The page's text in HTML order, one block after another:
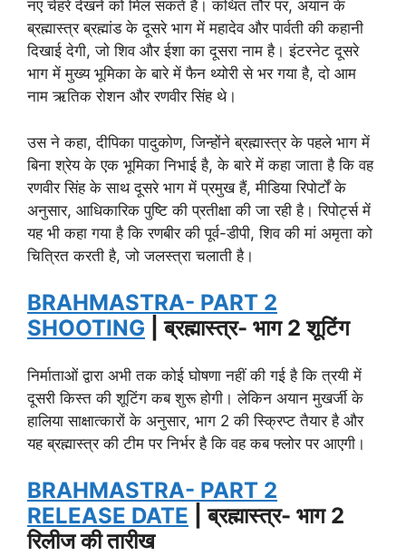
नए चेहरे देखने को मिल सकते हैं। कथित तौर पर, अयान के
ब्रह्मास्त्र ब्रह्मांड के दूसरे भाग में महादेव और पार्वती की कहानी
दिखाई देगी, जो शिव और ईशा का दूसरा नाम है। इंटरनेट दूसरे
भाग में मुख्य भूमिका के बारे में फैन थ्योरी से भर गया है, दो आम
नाम ऋतिक रोशन और रणवीर सिंह थे।
उस ने कहा, दीपिका पादुकोण, जिन्होंने ब्रह्मास्त्र के पहले भाग में
बिना श्रेय के एक भूमिका निभाई है, के बारे में कहा जाता है कि वह
रणवीर सिंह के साथ दूसरे भाग में प्रमुख हैं, मीडिया रिपोर्टों के
अनुसार, आधिकारिक पुष्टि की प्रतीक्षा की जा रही है। रिपोर्ट्स में
यह भी कहा गया है कि रणबीर की पूर्व-डीपी, शिव की मां अमृता को
चित्रित करती है, जो जलस्त्रा चलाती है।
BRAHMASTRA- PART 2
SHOOTING | ब्रह्मास्त्र- भाग 2 शूटिंग
निर्माताओं द्वारा अभी तक कोई घोषणा नहीं की गई है कि त्रयी में
दूसरी किस्त की शूटिंग कब शुरू होगी। लेकिन अयान मुखर्जी के
हालिया साक्षात्कारों के अनुसार, भाग 2 की स्क्रिप्ट तैयार है और
यह ब्रह्मास्त्र की टीम पर निर्भर है कि वह कब फ्लोर पर आएगी।
BRAHMASTRA- PART 2
RELEASE DATE | ब्रह्मास्त्र- भाग 2
रिलीज की तारीख